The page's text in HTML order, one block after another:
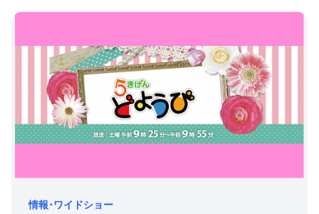
可能で、連動感を強調します。 もちろんインフォマーシャ
す。
情報･ワイドショー